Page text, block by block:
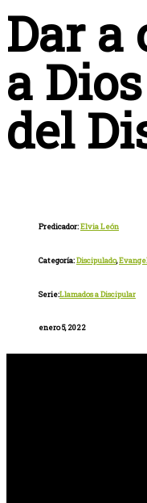
Dar a
a
del
Predicador:Elvia León
Categoría:Discipulado,
Serie:Llamados a Discipular
enero 5, 2022